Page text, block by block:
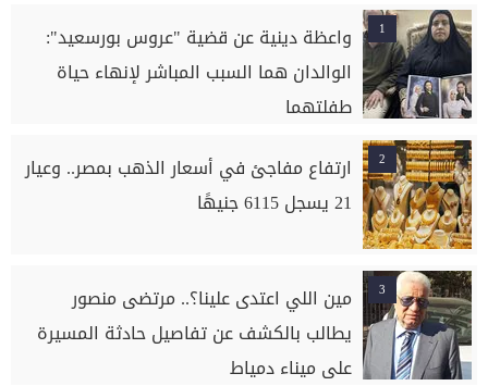
1
واعظة دينية عن قضية "عروس بورسعيد":
الوالدان هما السبب المباشر لإنهاء حياة
طفلتهما
2
ارتفاع مفاجئ في أسعار الذهب بمصر.. وعيار
21 يسجل 6115 جنيهًا
3
مين اللي اعتدى علينا؟.. مرتضى منصور
يطالب بالكشف عن تفاصيل حادثة المسيرة
على ميناء دمياط